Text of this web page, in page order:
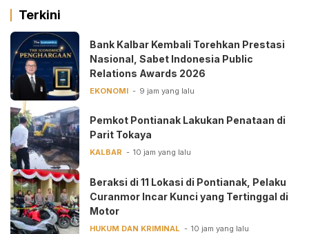
Terkini
Bank Kalbar Kembali Torehkan Prestasi
Nasional, Sabet Indonesia Public
Relations Awards 2026
EKONOMI 9 jam yang lalu
Pemkot Pontianak Lakukan Penataan di
Parit Tokaya
KALBAR 10 jam yang lalu
Beraksi di 11 Lokasi di Pontianak, Pelaku
Curanmor Incar Kunci yang Tertinggal di
Motor
HUKUM DAN KRIMINAL 10 jam yang lalu